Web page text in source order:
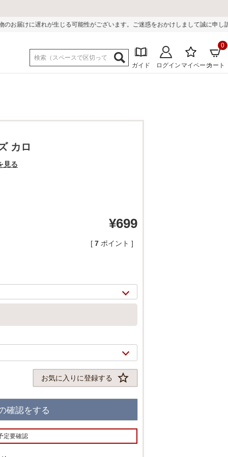
能性がございます。ご迷惑をおかけしまして誠に申し訳ございません。
ガイド ログイン マイページカート
0
2/10
カロ
見る
¥699
[ 7 ポイント ]
お気に入りに登録する
確認をする
定要確認